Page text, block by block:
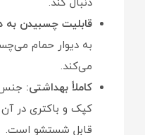
دنبال کند.
قابلیت چسبیدن به
به دیوار حمام
می‌کند.
کاملاً بهداشتی: جنس
کپک و باکتری در
قابل شستشو است.